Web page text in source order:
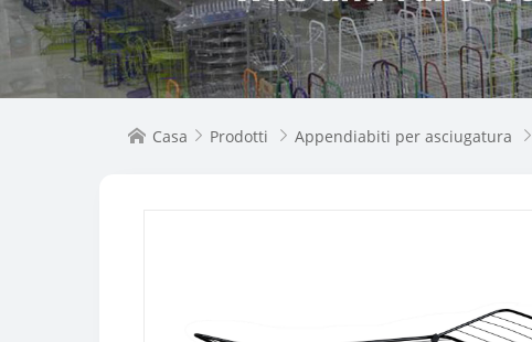
 Casa  Prodotti  Appendiabiti per asciugatura 